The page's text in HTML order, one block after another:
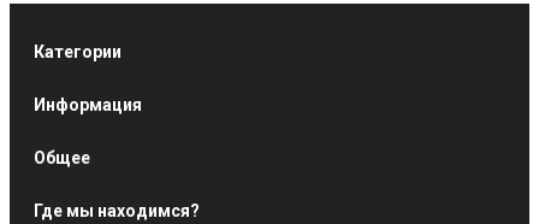
Категории
Информация
Общее
Где мы находимся?